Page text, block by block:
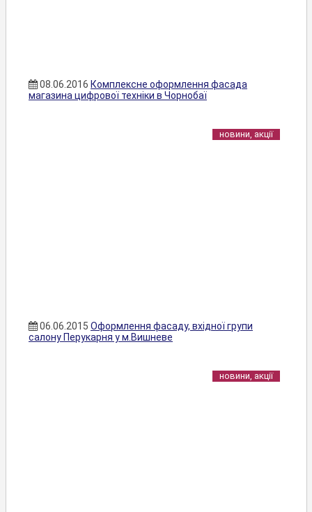
08.06.2016 Комплексне оформлення фасада
магазина цифрової техніки в Чорнобаї
новини, акції
06.06.2015 Оформлення фасаду, вхідної групи
салону Перукарня у м.Вишневе
новини, акції